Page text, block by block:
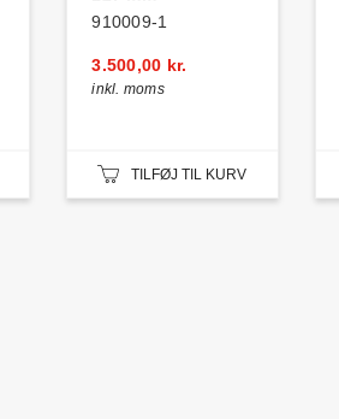
910009-1
3.500,00 kr.
inkl. moms
TILFØJ TIL KURV